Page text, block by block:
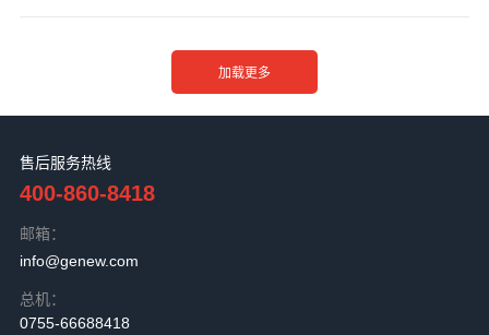
售后服务热线
400-860-8418
邮箱：
info@genew.com
总机：
0755-66688418